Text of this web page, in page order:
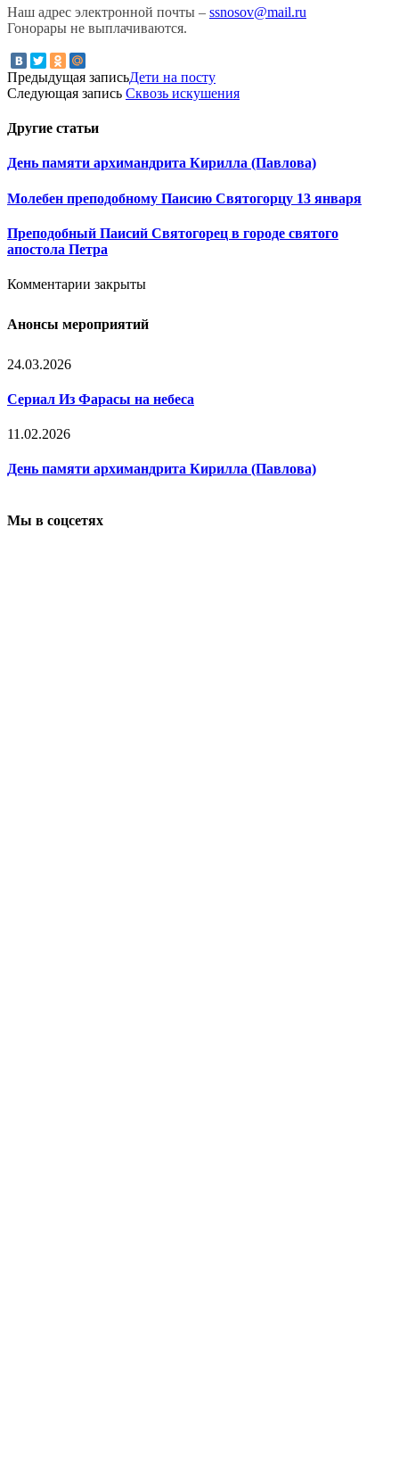
Наш адрес электронной почты – ssnosov@mail.ru
Гонорары не выплачиваются.
Предыдущая записьДети на посту
Следующая запись Сквозь искушения
Другие статьи
День памяти архимандрита Кирилла (Павлова)
Молебен преподобному Паисию Святогорцу 13 января
Преподобный Паисий Святогорец в городе святого
апостола Петра
Комментарии закрыты
Анонсы мероприятий
24.03.2026
Сериал Из Фарасы на небеса
11.02.2026
День памяти архимандрита Кирилла (Павлова)
Мы в соцсетях